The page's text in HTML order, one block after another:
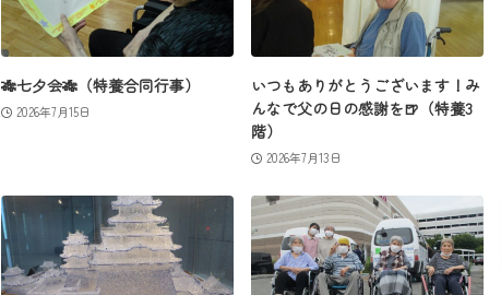
🎋七夕会🎋（特養合同行事）
2026年7月15日
いつもありがとうございます！み
んなで父の日の感謝を🍺（特養3
階）
2026年7月13日